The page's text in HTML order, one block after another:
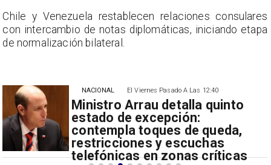
El Viernes Pasado A Las 12:40
Ministro Arrau detalla quinto
estado de excepción:
contempla toques de queda,
restricciones y escuchas
telefónicas en zonas críticas
NACIONAL
Chile y Venezuela restablecen relaciones consulares
con intercambio de notas diplomáticas, iniciando etapa
de normalización bilateral.